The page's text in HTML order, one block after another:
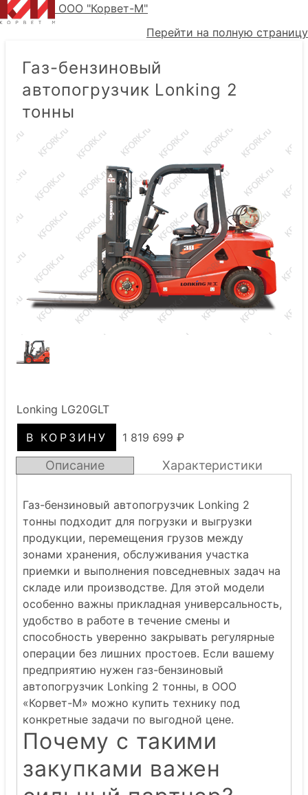
ООО "Корвет-М"
Перейти на полную страницу
Газ-бензиновый
автопогрузчик Lonking 2
тонны
Lonking LG20GLT
1 819 699 ₽
Описание
Газ-бензиновый автопогрузчик Lonking 2
тонны подходит для погрузки и выгрузки
продукции, перемещения грузов между
зонами хранения, обслуживания участка
приемки и выполнения повседневных задач на
складе или производстве. Для этой модели
особенно важны прикладная универсальность,
удобство в работе в течение смены и
способность уверенно закрывать регулярные
операции без лишних простоев. Если вашему
предприятию нужен газ-бензиновый
автопогрузчик Lonking 2 тонны, в ООО
«Корвет-М» можно купить технику под
конкретные задачи по выгодной цене.
Почему с такими
закупками важен
Характеристики